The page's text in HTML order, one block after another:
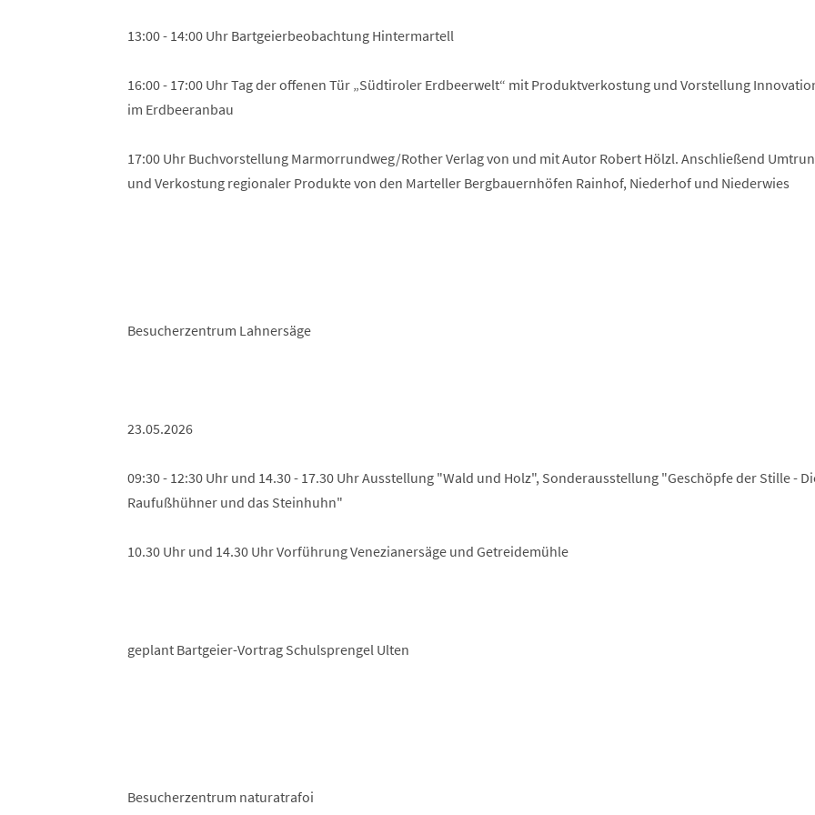
13:00 - 14:00 Uhr Bartgeierbeobachtung Hintermartell
16:00 - 17:00 Uhr Tag der offenen Tür „Südtiroler Erdbeerwelt“ mit Produktverkostung und Vorstellung
im Erdbeeranbau
17:00 Uhr Buchvorstellung Marmorrundweg/Rother Verlag von und mit Autor Robert Hölzl. Anschließend
und Verkostung regionaler Produkte von den Marteller Bergbauernhöfen Rainhof, Niederhof und Niederwies
Besucherzentrum Lahnersäge
23.05.2026
09:30 - 12:30 Uhr und 14.30 - 17.30 Uhr Ausstellung "Wald und Holz", Sonderausstellung "Geschöpfe der Stille -
Raufußhühner und das Steinhuhn"
10.30 Uhr und 14.30 Uhr Vorführung Venezianersäge und Getreidemühle
geplant Bartgeier-Vortrag Schulsprengel Ulten
Besucherzentrum naturatrafoi